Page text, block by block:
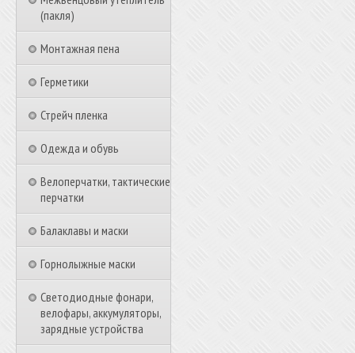
(пакля)
Монтажная пена
Герметики
Стрейч пленка
Одежда и обувь
Велоперчатки, тактические
перчатки
Балаклавы и маски
Горнолыжные маски
Светодиодные фонари,
велофары, аккумуляторы,
зарядные устройства